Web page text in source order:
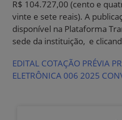
R$ 104.727,00 (cento e
vinte e sete reais). A
disponível na Plataforma
sede da instituição, e
EDITAL COTAÇÃO PRÉVIA
ELETRÔNICA 006 2025